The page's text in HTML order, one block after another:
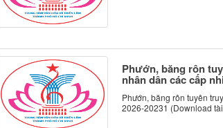
Phướn, băng rôn
nhân dân các cấp
Phướn, băng rôn tuyên
2026-20231 (Download